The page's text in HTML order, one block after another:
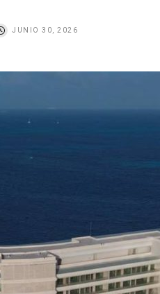
JUNIO 30, 2026